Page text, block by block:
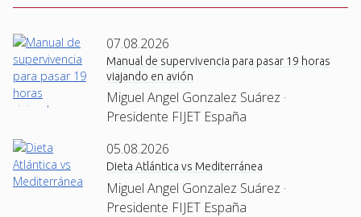
07.08.2026
Manual de supervivencia para pasar 19 horas
viajando en avión
Miguel Angel Gonzalez Suárez ·
Presidente FIJET España
05.08.2026
Dieta Atlántica vs Mediterránea
Miguel Angel Gonzalez Suárez ·
Presidente FIJET España